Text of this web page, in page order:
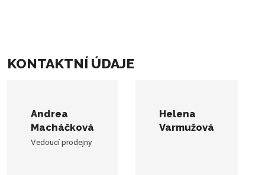
KONTAKTNÍ ÚDAJE
Andrea
Macháčková
Vedoucí prodejny
Helena
Varmužová